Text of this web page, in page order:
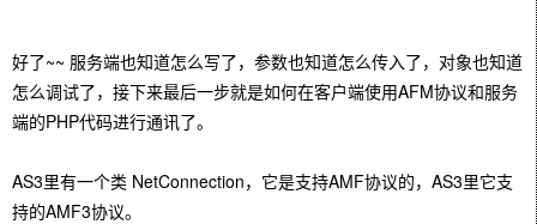
好了~~ 服务端也知道怎么写了，参数也知道怎么传入了，对象也知道
怎么调试了，接下来最后一步就是如何在客户端使用AFM协议和服务
端的PHP代码进行通讯了。
AS3里有一个类 NetConnection，它是支持AMF协议的，AS3里它支
持的AMF3协议。